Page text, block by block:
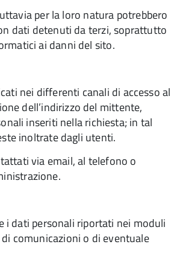
per la loro natura potrebbero
dati detenuti da terzi, soprattutto
ai danni del sito.
nei differenti canali di accesso al
dell’indirizzo del mittente,
inseriti nella richiesta; in tal
inoltrate dagli utenti.
via email, al telefono o
i dati personali riportati nei moduli
comunicazioni o di eventuale